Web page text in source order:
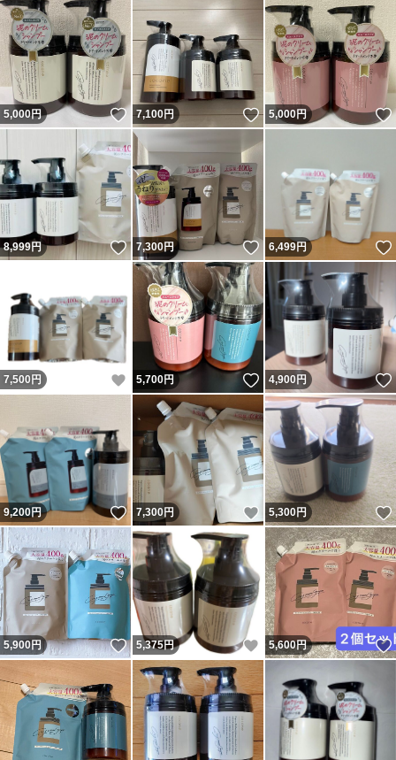
5,000円 いいね！
7,100円 いいね！
5,000円
8,999円 いいね！
7,300円 いいね！
6,499円
7,500 円 いいね！
5,700円 いいね！
4,900円
9,200円 いいね！
7,300円 いいね！
5,300円
5,900円 いいね！
5,375円 いいね！
5,600円